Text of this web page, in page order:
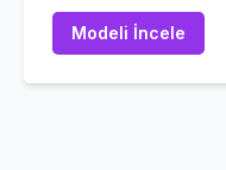
Modeli İncele